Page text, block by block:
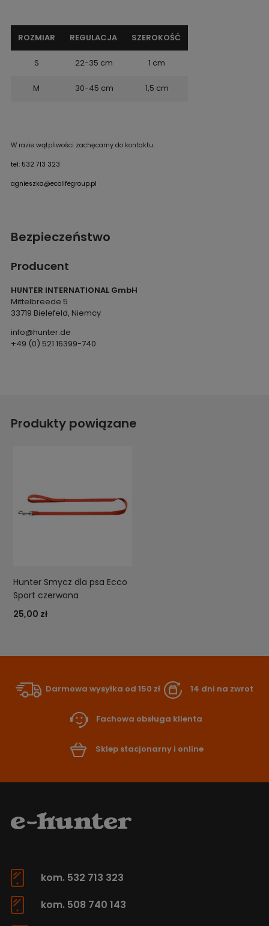
ROZMIAR REGULACJA SZEROKOŚĆ
S 22-35 cm 1 cm
M 30-45 cm 1,5 cm
W razie wątpliwości zachęcamy do kontaktu.
tel: 532 713 323
agnieszka@ecolifegroup.pl
Bezpieczeństwo
Producent
HUNTER INTERNATIONAL GmbH
Mittelbreede 5
33719 Bielefeld, Niemcy
info@hunter.de
+49 (0) 521 16399-740
Produkty powiązane
Hunter Smycz dla psa Ecco
Sport czerwona
25,00 zł
Darmowa wysyłka od 150 zł 14 dni na zwrot
Fachowa obsługa klienta
Sklep stacjonarny i online
kom. 532 713 323
kom. 508 740 143